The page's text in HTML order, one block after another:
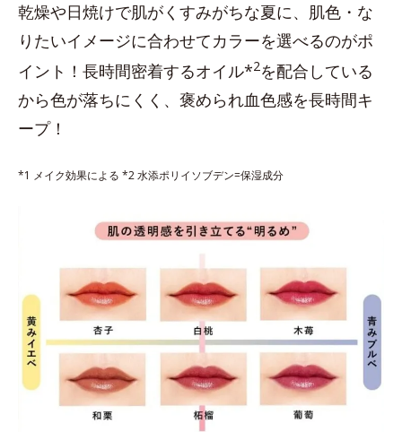
乾燥や日焼けで肌がくすみがちな夏に、肌色・な
りたいイメージに合わせてカラーを選べるのがポ
イント！長時間密着するオイル*2を配合している
から色が落ちにくく、褒められ血色感を長時間キ
ープ！
*1 メイク効果による *2 水添ポリイソブデン=保湿成分